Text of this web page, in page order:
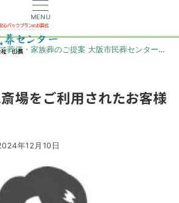
MENU
葬儀・家族葬のご提案 大阪市民葬センター
場をご利用されたお客様
年12月10日